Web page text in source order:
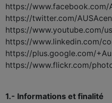
https://www.facebook.com/
https://twitter.com/
https://www.youtube.com/
https://www.linkedin.com/
https://plus.google.com/
https://www.flickr.com/
1.- Informations et finalité